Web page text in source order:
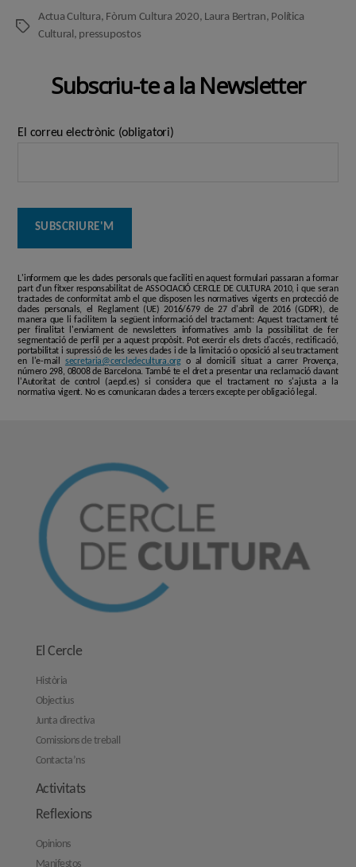
Etiquetes
Actua Cultura, Fòrum Cultura 2020, Laura Bertran, Política
Cultural , pressupostos
Subscriu-te a la Newsletter
El correu electrònic (obligatori)
L'informem que les dades personals que faciliti en aquest formulari passaran a formar
part d'un fitxer responsabilitat de ASSOCIACIÓ CERCLE DE CULTURA 2010, i que seran
tractades de conformitat amb el que disposen les normatives vigents en protecció de
dades personals, el Reglament (UE) 2016/679 de 27 d'abril de 2016 (GDPR), de
manera que li facilitem la següent informació del tractament: Aquest tractament té
per finalitat l'enviament de newsletters informatives amb la possibilitat de fer
segmentació de perfil per a aquest propòsit. Pot exercir els drets d'accés, rectificació,
portabilitat i supressió de les seves dades i de la limitació o oposició al seu tractament
en l'e-mail secretaria@cercledecultura.orgo al domicili situat a carrer Provença,
número 298, 08008 de Barcelona. També te el dret a presentar una reclamació davant
l'Autoritat de control (aepd.es) si considera que el tractament no s'ajusta a la
normativa vigent. No es comunicaran dades a tercers excepte per obligació legal.
El Cercle
Història
Objectius
Junta directiva
Comissions de treball
Contacta’ns
Activitats
Reflexions
Opinions
Manifestos